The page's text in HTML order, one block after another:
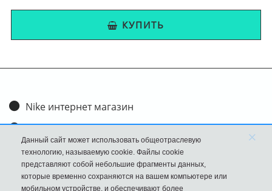
КУПИТЬ
Nike интернет магазин
Доставка и оплата
Обмен и возврат
Размеры
Данный сайт может использовать общеотраслевую
технологию, называемую cookie. Файлы cookie
представляют собой небольшие фрагменты данных,
которые временно сохраняются на вашем компьютере или
мобильном устройстве, и обеспечивают более
×